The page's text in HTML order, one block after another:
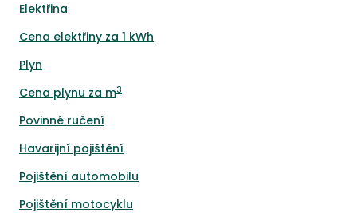
Elektřina
Cena elektřiny za 1 kWh
Plyn
Cena plynu za m3
Povinné ručení
Havarijní pojištění
Pojištění automobilu
Pojištění motocyklu